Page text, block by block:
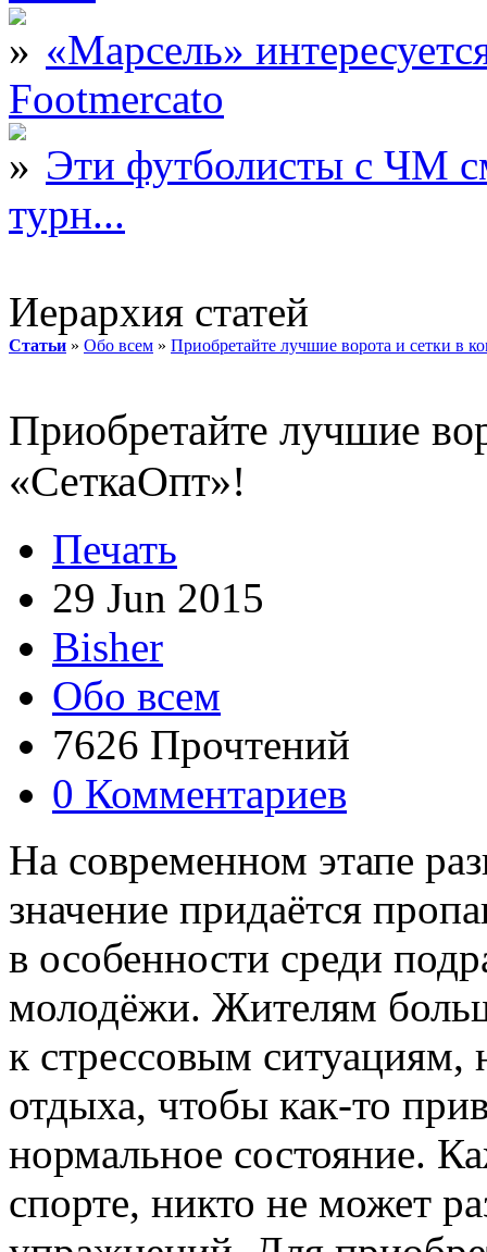
«Марсель»
Footmercato
Эти футболисты с ЧМ
турн...
Иерархия статей
Статьи » Обо всем » Приобретайте лучшие ворота и сетки в
Приобретайте лучшие
«СеткаОпт»!
Печать
29 Jun 2015
Bisher
Обо всем
7626 Прочтений
0 Комментариев
На современном этапе
значение придаётся
в особенности среди
молодёжи. Жителям
к стрессовым
отдыха, чтобы как-то
нормальное состояние.
спорте, никто не может